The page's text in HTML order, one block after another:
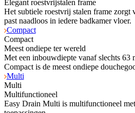
Elegant roestvrijstalen frame
Het subtiele roestvrij stalen frame zorgt
past naadloos in iedere badkamer vloer.
Compact
Compact
Meest ondiepe ter wereld
Met een inbouwdiepte vanaf slechts 63
Compact is de meest ondiepe
Multi
Multi
Multifunctioneel
Easy Drain Multi is multifunctioneel